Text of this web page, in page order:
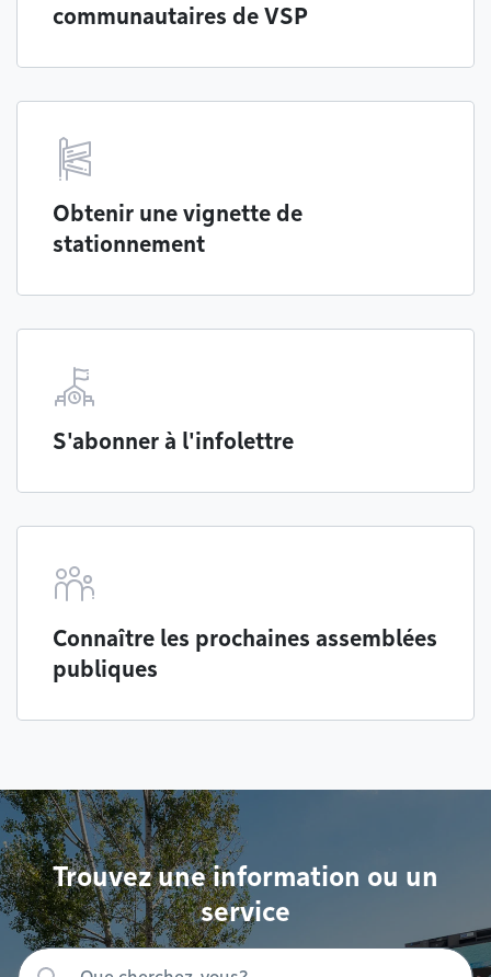
communautaires de VSP
Obtenir une vignette de
stationnement
S'abonner à l'infolettre
Connaître les prochaines assemblées
publiques
Trouvez une information ou un
service